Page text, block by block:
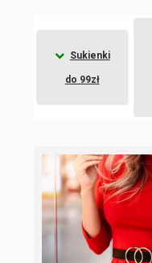
Sukienki
do 99zł